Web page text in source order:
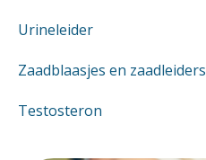
Urineleider
Zaadblaasjes en zaadleiders
Testosteron